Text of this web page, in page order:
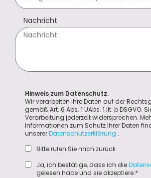
Nachricht
Hinweis zum Datenschutz.
Wir verarbeiten Ihre Daten auf der
gemäß Art. 6 Abs. 1 UAbs. 1 lit. b DSGVO.
Verarbeitung jederzeit widersprechen.
Informationen zum Schutz Ihrer Daten
unsererDatenschutzerklärung .
Bitte rufen Sie mich zurück
Ja, ich bestätige, dass ich die
gelesen habe und sie akzeptiere.*